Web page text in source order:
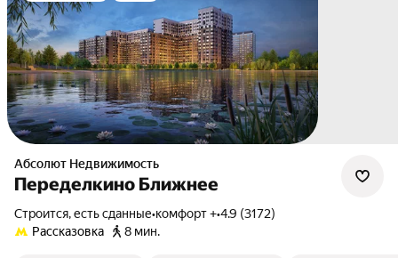
Абсолют Недвижимость
Переделкино Ближнее
Строится, есть сданные•комфорт +•4.9 (3172)
Рассказовка
8 мин.